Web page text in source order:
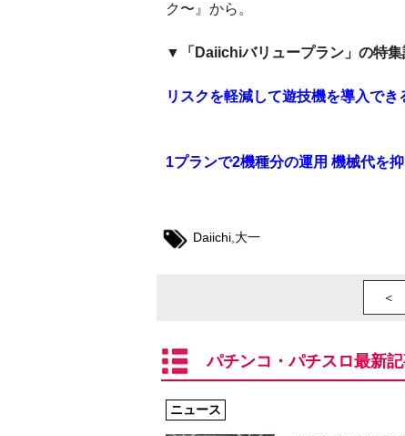
ク〜』から。
▼「Daiichiバリュープラン」の特集
リスクを軽減して遊技機を導入で
1プランで2機種分の運用 機械代を
Daiichi,大一
＜
パチンコ・パチスロ最新
ニュース